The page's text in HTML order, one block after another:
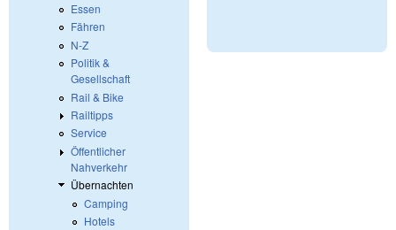
Essen
Fähren
N-Z
Politik &
Gesellschaft
Rail & Bike
Railtipps
Service
Öffentlicher
Nahverkehr
Übernachten
Camping
Hotels